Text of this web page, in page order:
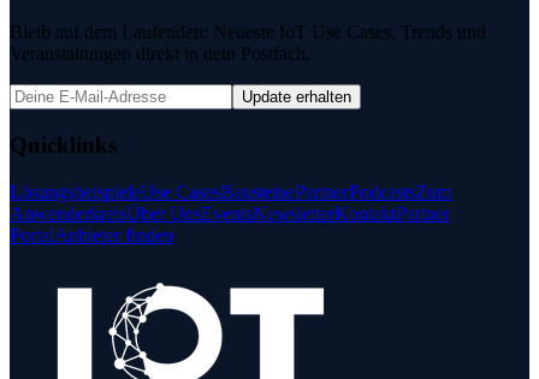
Bleib auf dem Laufenden: Neueste IoT Use Cases, Trends und
Veranstaltungen direkt in dein Postfach.
Update erhalten
Quicklinks
LösungsbeispieleUse CasesBausteinePartnerPodcastsZum
AnwenderkreisÜber UnsEventsNewsletterKontaktPartner
PortalAnbieter finden